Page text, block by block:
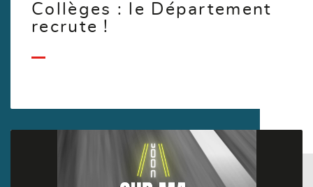
Collèges : le Département
recrute !